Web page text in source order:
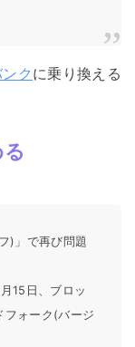
ク に乗り換える
)」で再び問題
15日、ブロッ
フォーク(バージ